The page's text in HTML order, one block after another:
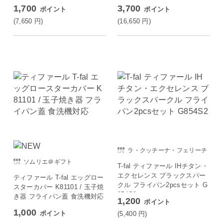
5 ＆ エッグロースター D52118
＆ エピス ターナー 274389
1,700 ポイント
(7,650 円)
ス製 L43794 ＆ ロイヤルブル
ー・インテンス エッグロース
ター D52118 ＆ エピス ターナ
3,700 ポイント
(16,650 円)
ソムリエ＠ギフト
ティファール T-fal エッグロー
スターカバー K81101 / 玉子焼
き器 フライパン蓋 食洗機対応
1,000 ポイント
ラ・クッチーナ・フェリーチ
T-fal ティファール IHチタン・
エクセレンス ブラックスパー
クル フライパン2pcsセット G
854S2
1,200 ポイント
(5,400 円)